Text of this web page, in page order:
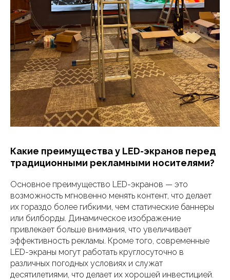
Какие преимущества у LED-экранов перед
традиционными рекламными носителями?
Основное преимущество LED-экранов — это
возможность мгновенно менять контент, что делает
их гораздо более гибкими, чем статические баннеры
или билборды. Динамическое изображение
привлекает больше внимания, что увеличивает
эффективность рекламы. Кроме того, современные
LED-экраны могут работать круглосуточно в
различных погодных условиях и служат
десятилетиями, что делает их хорошей инвестицией.